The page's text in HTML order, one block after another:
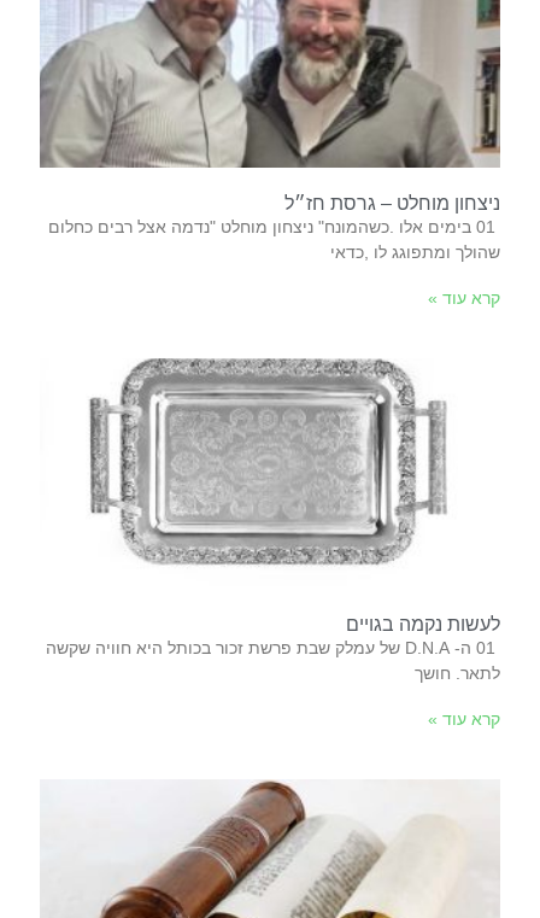
ניצחון מוחלט – גרסת חז״ל
‬שהולך‭ ‬ומתפוגג‭ ‬לו‭, ‬כדאי‭
קרא עוד »
לעשות נקמה בגויים
‬לתאר‭.‬ חושך‭
קרא עוד »